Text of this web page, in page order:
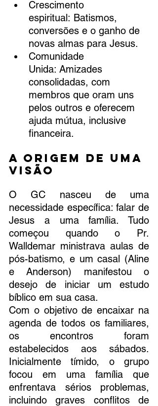
Crescimento
espiritual: Batismos,
conversões e o ganho de
novas almas para Jesus.
Comunidade
Unida: Amizades
consolidadas, com
membros que oram uns
pelos outros e oferecem
ajuda mútua, inclusive
financeira.
A Origem de uma
Visão
O GC nasceu de uma
necessidade específica: falar de
Jesus a uma família. Tudo
começou quando o Pr.
Walldemar ministrava aulas de
pós-batismo, e um casal (Aline
e Anderson) manifestou o
desejo de iniciar um estudo
bíblico em sua casa.
Com o objetivo de encaixar na
agenda de todos os familiares,
os encontros foram
estabelecidos aos sábados.
Inicialmente tímido, o grupo
focou em uma família que
enfrentava sérios problemas,
incluindo graves conflitos de